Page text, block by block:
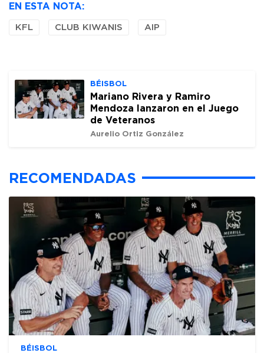
EN ESTA NOTA:
KFL CLUB KIWANIS AIP
BÉISBOL
Mariano Rivera y Ramiro
Mendoza lanzaron en el Juego
de Veteranos
Aurelio Ortiz González
RECOMENDADAS
BÉISBOL